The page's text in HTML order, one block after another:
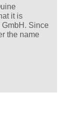
it is
Since
the name